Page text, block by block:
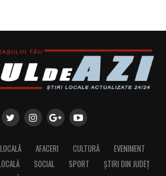
AFACERI CULTURĂ
EVENIMENT
SOCIAL SPORT
ȘTIRI DIN JUDEȚ